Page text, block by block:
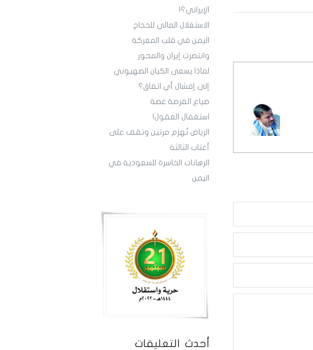
الإيراني؟!
‏الاستغلال المالي للحجاج
اليمن في قلب المعركة
‏لماذا يسعى الكيان الصهيوني
إلى إفشال أي اتفاق؟
‏ضياع الفرصة غصة
استغفال العقول!
الرياض تُهزم مرتين وتقف على
أعتاب الثالثة
‏الرهانات الخاسرة للسعودية في
اليمن
أحدث التعليقات